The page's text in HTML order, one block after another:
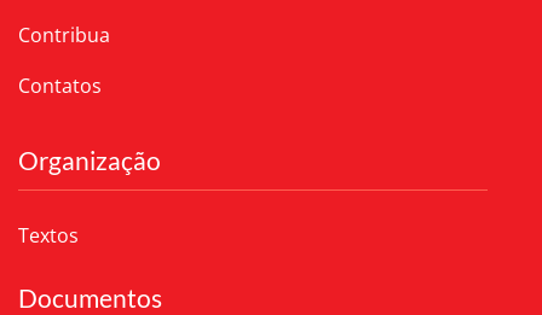
Contribua
Contatos
Organização
Textos
Documentos